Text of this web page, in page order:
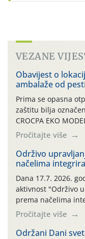
VEZANE
Obavijest o
ambalaže od
Prima se opasna
zaštitu bilja
CROCPA EKO
ambalaža drugih
bilja (npr.
prihvaća.
prazne ambalaže
AGRONOM,
Pročitajte više
Održivo
načelima
Dana 17.7. 2026.
aktivnost "Održivo
prema načelima
na pokusnom polju
parcela ID
Pročitajte više
Održani Dani